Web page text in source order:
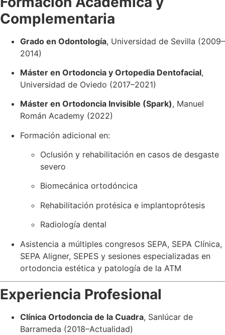
Complementaria
Grado en Odontología, Universidad de Sevilla (2009–
2014)
Máster en Ortodoncia y Ortopedia Dentofacial,
Universidad de Oviedo (2017–2021)
Máster en Ortodoncia Invisible (Spark), Manuel
Román Academy (2022)
Formación adicional en:
Oclusión y rehabilitación en casos de desgaste
severo
Biomecánica ortodóncica
Rehabilitación protésica e implantoprótesis
Radiología dental
Asistencia a múltiples congresos SEPA, SEPA Clínica,
SEPA Aligner, SEPES y sesiones especializadas en
ortodoncia estética y patología de la ATM
Experiencia Profesional
Clínica Ortodoncia de la Cuadra, Sanlúcar de
Barrameda (2018–Actualidad)